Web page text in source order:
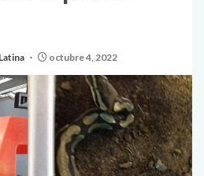
octubre 4, 2022